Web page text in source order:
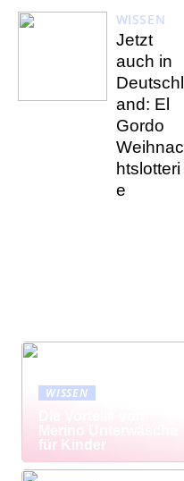
WISSEN
Jetzt
auch in
Deutschl
and: El
Gordo
Weihnac
htslotteri
e
WISSEN
Merino Unterwäsche
für Kinder